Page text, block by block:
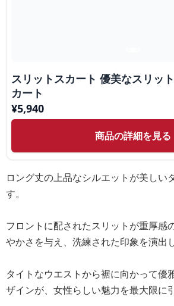
スリットスカート 優美なスリッ
カート
¥5,940
商品の詳細を見る
ロング丈の上品なシルエットが美しい
す。
フロントに配されたスリットが重厚感
やかさを与え、洗練された印象を演出
タイトなウエストから裾に向かって優
ザインが、女性らしい魅力を最大限に